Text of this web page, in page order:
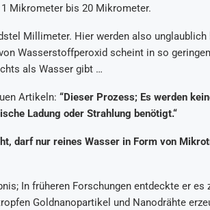
Mikrometer bis 20 Mikrometer.
Millimeter. Hier werden also unglaublich
Wasserstoffperoxid scheint in so
als Wasser gibt …
Artikeln: “Dieser Prozess; Es werden
Ladung oder Strahlung benötigt.“
darf nur reines Wasser in Form von
In früheren Forschungen entdeckte er es
Goldnanopartikel und Nanodrähte